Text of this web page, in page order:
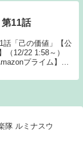
11話
「己の価値」【公
（12/22 1:58～）
プライム】プ
11話
隊 ルミナスウ